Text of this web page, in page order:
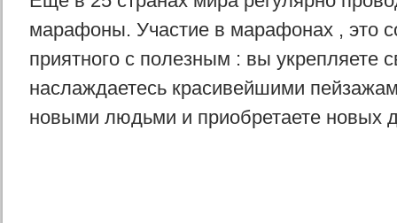
марафоны. Участие в марафонах , это
приятного с полезным : вы укрепляете
наслаждаетесь красивейшими
новыми людьми и приобретаете новых